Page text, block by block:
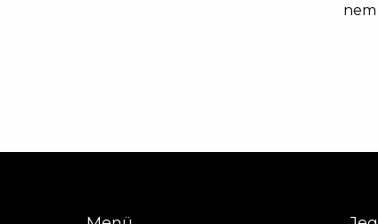
nem